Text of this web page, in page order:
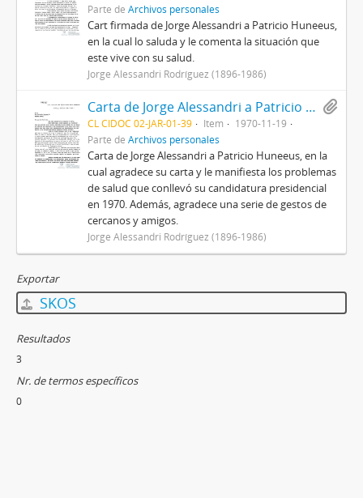
Parte deArchivos personales
Cart firmada de Jorge Alessandri a Patricio Huneeus,
en la cual lo saluda y le comenta la situación que
este vive con su salud.
Jorge Alessandri Rodríguez (1896-1986)
Carta de Jorge Alessandri a Patricio Huneeus
CL CIDOC 02-JAR-01-39 Item
1970-11-19
Parte deArchivos personales
Carta de Jorge Alessandri a Patricio Huneeus, en la
cual agradece su carta y le manifiesta los problemas
de salud que conllevó su candidatura presidencial
en 1970. Además, agradece una serie de gestos de
cercanos y amigos.
Jorge Alessandri Rodríguez (1896-1986)
Exportar
SKOS
Resultados
3
Nr. de termos específicos
0